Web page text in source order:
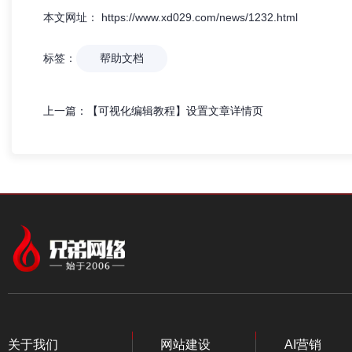
本文网址： https://www.xd029.com/news/1232.html
标签： 帮助文档
上一篇： 【可视化编辑教程】设置文章详情页
关于我们 网站建设 AI营销